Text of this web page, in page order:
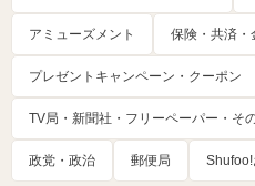
アミューズメント 保険・共済・
プレゼントキャンペーン・クーポン
TV局・新聞社・フリーペーパー・そ
政党・政治 郵便局